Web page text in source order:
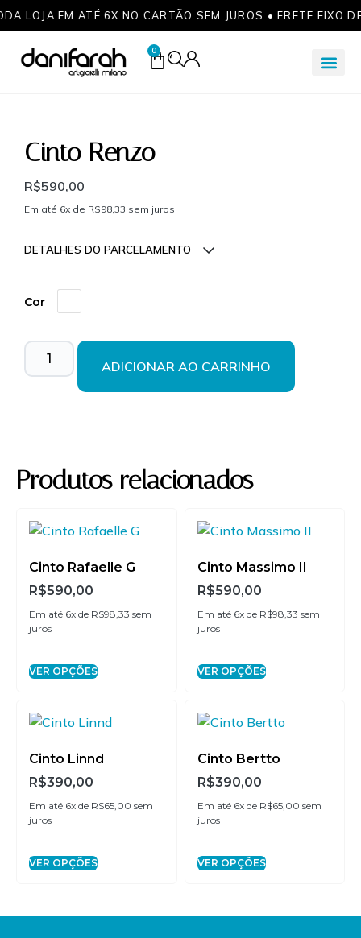
LOJA EM ATÉ 6X NO CARTÃO SEM JUROS • FRETE FIXO
0
Cinto Renzo
R$590,00
Em até 6x de R$98,33 sem juros
DETALHES DO PARCELAMENTO
Parcelas:
1x deR$590,00sem
R$590,00
2x deR$295,00sem
R$590,00
juros
5x deR$118,00 R$590,00
6x de R$98,33sem
R$589,98
Cor
ADICIONAR AO CARRINHO
Produtos relacionados
Cinto Rafaelle G
R$590,00
Em até 6x de R$98,33 sem
juros
VER OPÇÕES
Cinto Massimo II
R$590,00
Em até 6x de R$98,33 sem
juros
VER OPÇÕES
Cinto Linnd
R$390,00
Em até 6x de R$65,00 sem
juros
VER OPÇÕES
Cinto Bertto
R$390,00
Em até 6x de R$65,00 sem
juros
VER OPÇÕES